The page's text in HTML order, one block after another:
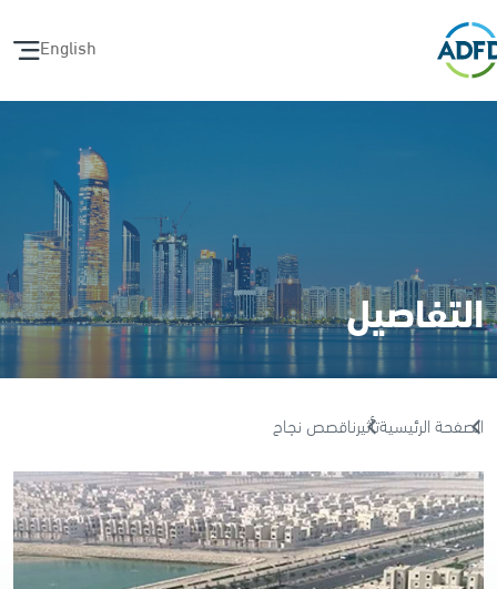
English
التفاصيل
الصفحة الرئيسيةتأثيرناقصص نجاح